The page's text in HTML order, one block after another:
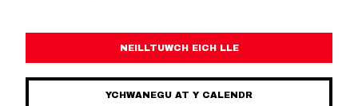
NEILLTUWCH EICH LLE
YCHWANEGU AT Y CALENDR